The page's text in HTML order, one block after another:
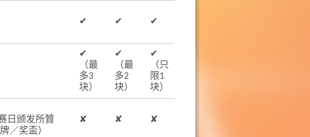
✔ ✔ ✔
✔
（最
多3
块）
✔
（最
多2
块）
✔
（只
限1
块）
日颁发所贊
／奖盃）
✘ ✘ ✘